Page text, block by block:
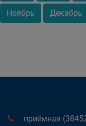
Ноябрь Декабрь
приёмная